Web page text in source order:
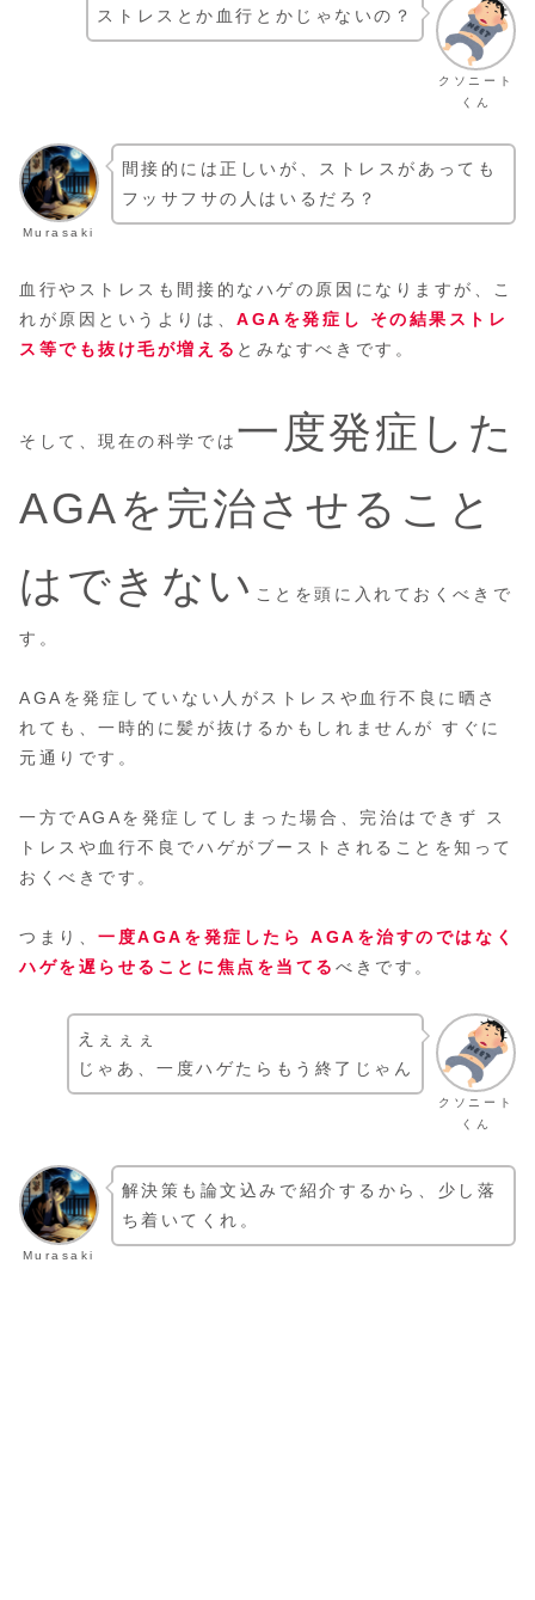
クソニート
くん
ストレスとか血行とかじゃないの？
Murasaki
間接的には正しいが、ストレスがあっても
フッサフサの人はいるだろ？
血行やストレスも間接的なハゲの原因になりますが、こ
れが原因というよりは、AGAを発症し その結果ストレ
ス等でも抜け毛が増える とみなすべきです。
そして、現在の科学では 一度発症した
AGAを完治させること
はできない ことを頭に入れておくべきで
す。
AGAを発症していない人がストレスや血行不良に晒さ
れても、一時的に髪が抜けるかもしれませんが すぐに
元通りです。
一方でAGAを発症してしまった場合、完治はできず ス
トレスや血行不良でハゲがブーストされることを知って
おくべきです。
つまり、一度AGAを発症したら AGAを治すのではなく
ハゲを遅らせることに焦点を当てる べきです。
クソニート
くん
えぇぇぇ
じゃあ、一度ハゲたらもう終了じゃん
Murasaki
解決策も論文込みで紹介するから、少し落
ち着いてくれ。